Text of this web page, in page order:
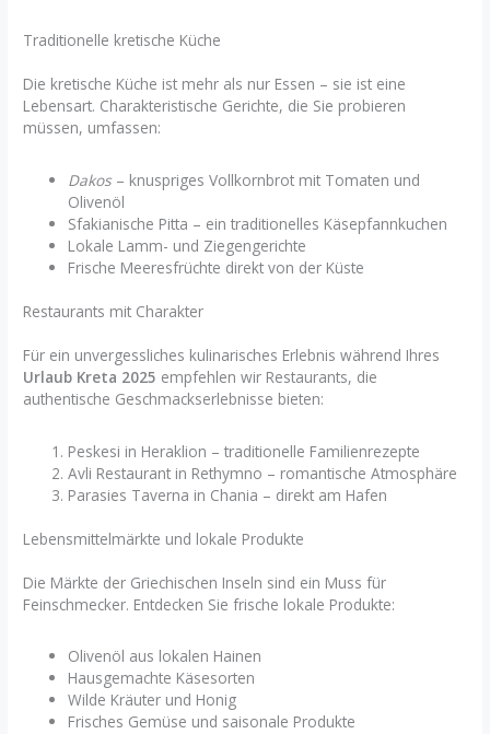
Traditionelle kretische Küche
Die kretische Küche ist mehr als nur Essen – sie ist eine
Lebensart. Charakteristische Gerichte, die Sie probieren
müssen, umfassen:
Dakos– knuspriges Vollkornbrot mit Tomaten und
Olivenöl
Sfakianische Pitta – ein traditionelles Käsepfannkuchen
Lokale Lamm- und Ziegengerichte
Frische Meeresfrüchte direkt von der Küste
Restaurants mit Charakter
Für ein unvergessliches kulinarisches Erlebnis während Ihres
Urlaub Kreta 2025 empfehlen wir Restaurants, die
authentische Geschmackserlebnisse bieten:
Peskesi in Heraklion – traditionelle Familienrezepte
Avli Restaurant in Rethymno – romantische Atmosphäre
Parasies Taverna in Chania – direkt am Hafen
Lebensmittelmärkte und lokale Produkte
Die Märkte der Griechischen Inseln sind ein Muss für
Feinschmecker. Entdecken Sie frische lokale Produkte:
Olivenöl aus lokalen Hainen
Hausgemachte Käsesorten
Wilde Kräuter und Honig
Frisches Gemüse und saisonale Produkte